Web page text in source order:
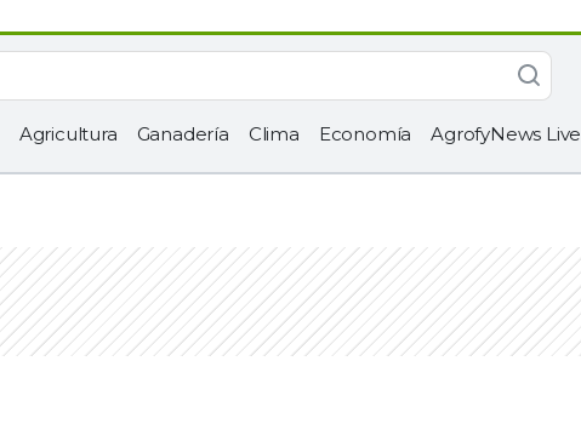
Agricultura Ganadería Clima Economía AgrofyNews Live